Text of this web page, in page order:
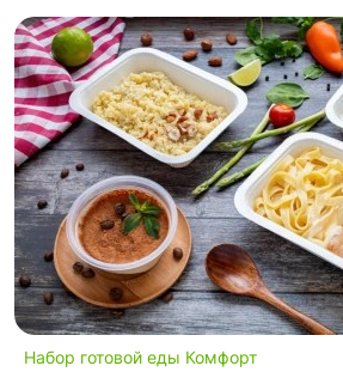
Набор готовой еды Комфорт